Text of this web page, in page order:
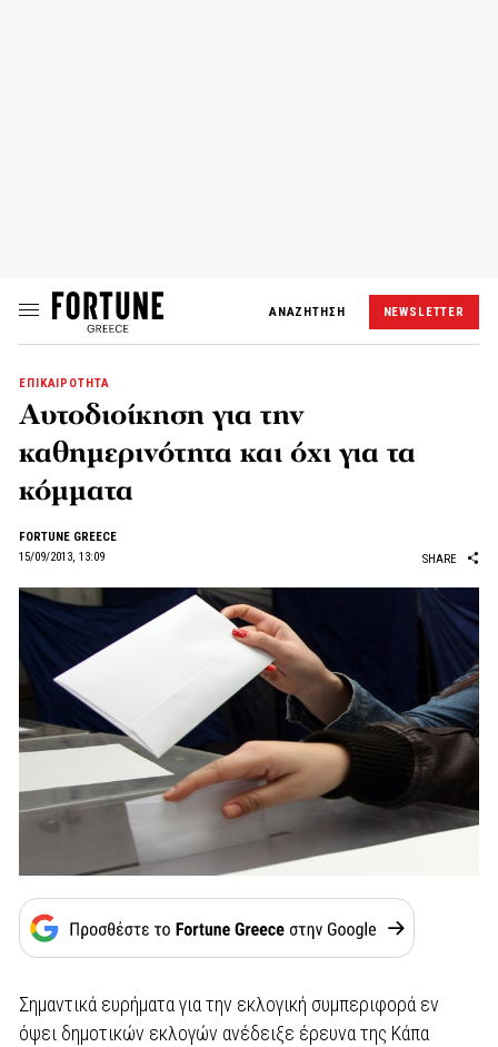
ΑΝΑΖΗΤΗΣΗ NEWSLETTER
ΕΠΙΚΑΙΡΟΤΗΤΑ
Αυτοδιοίκηση για την
καθημερινότητα και όχι για τα
κόμματα
FORTUNE GREECE
15/09/2013, 13:09
SHARE
Σημαντικά ευρήματα για την εκλογική συμπεριφορά εν
όψει δημοτικών εκλογών ανέδειξε έρευνα της Κάπα